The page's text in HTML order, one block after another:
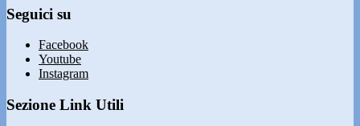
Seguici su
Facebook
Youtube
Instagram
Sezione Link Utili